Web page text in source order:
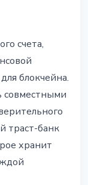
счета,
блокчейна.
совместными
траст-банк
хранит